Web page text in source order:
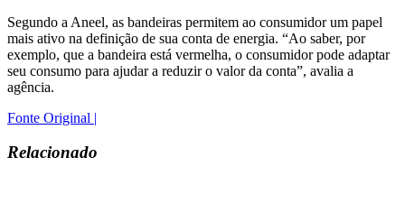
Segundo a Aneel, as bandeiras permitem ao consumidor um papel
mais ativo na definição de sua conta de energia. “Ao saber, por
exemplo, que a bandeira está vermelha, o consumidor pode adaptar
seu consumo para ajudar a reduzir o valor da conta”, avalia a
agência.
Fonte Original |
Relacionado